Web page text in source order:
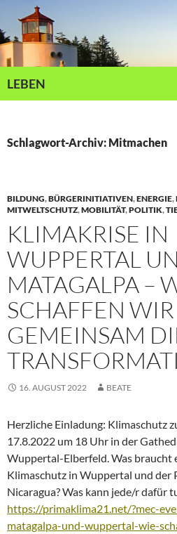
Inhalt
springen
LEBEN
Schlagwort-Archiv: Mitmachen
BILDUNG,BÜRGERINITIATIVEN,ENERGIE,
MITWELTSCHUTZ,MOBILITÄT,POLITIK,
KLIMAKRISE IN
WUPPERTAL
MATAGALPA –
SCHAFFEN WIR
GEMEINSAM
16. AUGUST 2022 BEATE
Herzliche Einladung: Klimaschutz
17.8.2022 um 18 Uhr in der
Wuppertal-Elberfeld. Was braucht
Klimaschutz in Wuppertal und der
Nicaragua? Was kann jede/r dafür
https://primaklima21.net/?mec-
matagalpa-und-wuppertal-wie-